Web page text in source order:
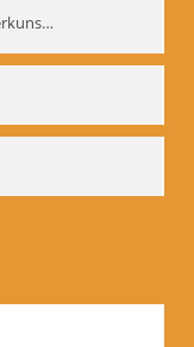
Russische Akademie für Theaterkunst – GITIS